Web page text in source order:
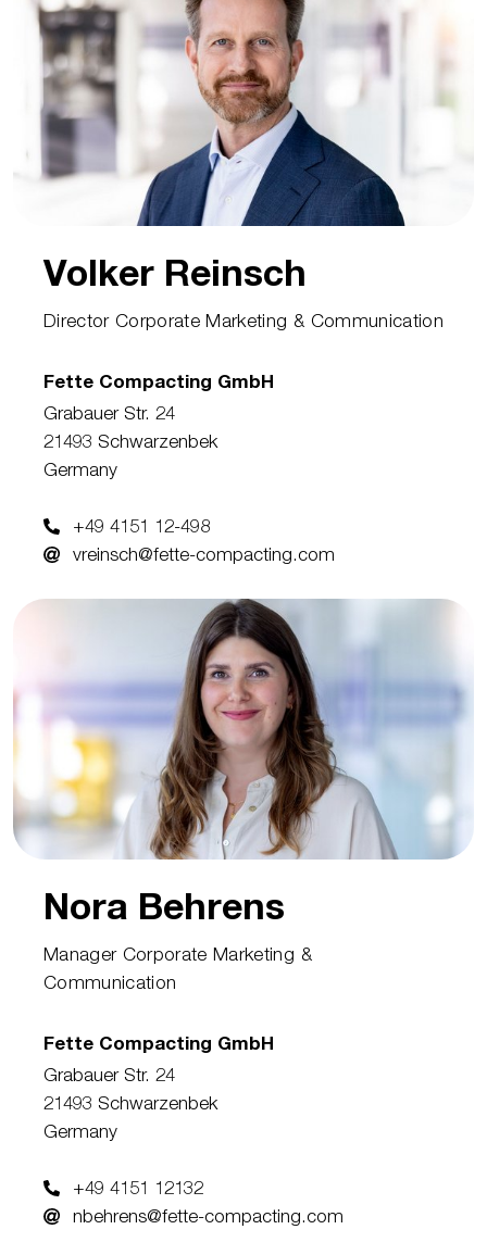
Volker Reinsch
Director Corporate Marketing & Communication
Fette Compacting GmbH
Grabauer Str. 24
21493 Schwarzenbek
Germany
+49 4151 12-498
vreinsch@fette-compacting.com
Nora Behrens
Manager Corporate Marketing &
Communication
Fette Compacting GmbH
Grabauer Str. 24
21493 Schwarzenbek
Germany
+49 4151 12132
nbehrens@fette-compacting.com